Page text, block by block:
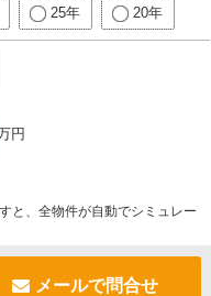
25年 20年
円
と、全物件が自動でシミュレー
メールで問合せ